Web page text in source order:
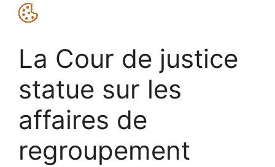
La Cour de justice
statue sur les
affaires de
regroupement